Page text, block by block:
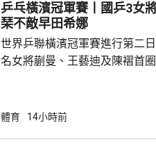
祖雲達斯球迷盛讚錫高華射入
更緊湊，亦提升陣中士氣。有台
與家人來港支持祖雲達斯，...
乒乓橫濱冠軍賽丨國乒3女
琹不敵早田希娜
世界乒聯橫濱冠軍賽進行第二
名女將蒯曼、王藝迪及陳褶首
16強將迎戰羅馬尼亞的施素絲。 王藝迪對戰
體育 14小時前